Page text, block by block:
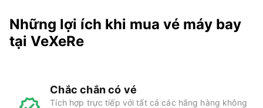
Những lợi ích khi mua vé máy bay
tại VeXeRe
Chắc chắn có vé
Tích hợp trực tiếp với tất cả các hãng hàng không